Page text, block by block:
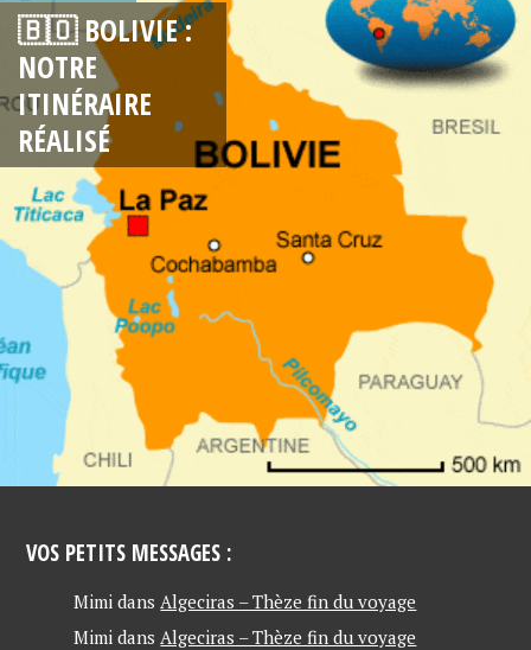
🇧🇴 BOLIVIE :
NOTRE
ITINÉRAIRE
RÉALISÉ
VOS PETITS MESSAGES :
Mimi dansAlgeciras – Thèze fin du voyage
Mimi dansAlgeciras – Thèze fin du voyage